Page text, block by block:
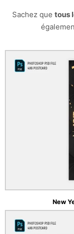
Sachez que tous
New